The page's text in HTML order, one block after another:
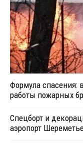
Формула спасения:
работы пожарных
Спецборт и
аэропорт